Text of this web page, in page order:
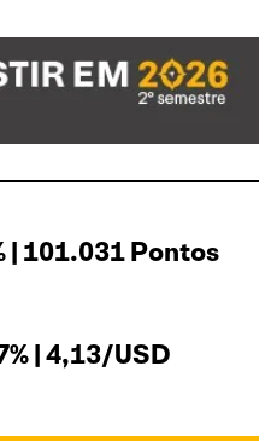
| 101.031 Pontos
| 4,13/USD